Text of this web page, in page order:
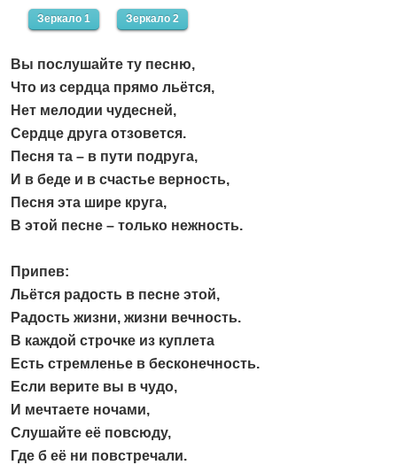
Зеркало 1 Зеркало 2
Вы послушайте ту песню,
Что из сердца прямо льётся,
Нет мелодии чудесней,
Сердце друга отзовется.
Песня та – в пути подруга,
И в беде и в счастье верность,
Песня эта шире круга,
В этой песне – только нежность.
Припев:
Льётся радость в песне этой,
Радость жизни, жизни вечность.
В каждой строчке из куплета
Есть стремленье в бесконечность.
Если верите вы в чудо,
И мечтаете ночами,
Слушайте её повсюду,
Где б её ни повстречали.